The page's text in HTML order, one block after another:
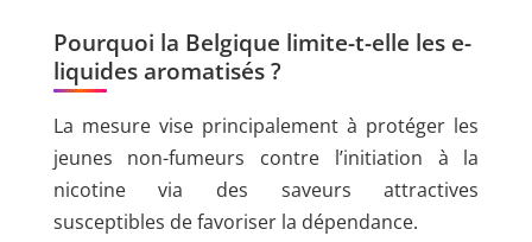
Pourquoi la Belgique limite-t-elle les e-
liquides aromatisés ?
La mesure vise principalement à protéger les
jeunes non-fumeurs contre l’initiation à la
nicotine via des saveurs attractives
susceptibles de favoriser la dépendance.